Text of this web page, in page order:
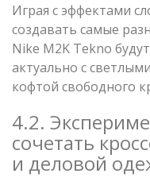
Играя с эффектами
создавать самые
Nike M2K Tekno
актуально с
кофтой свободного
4.2.
сочетать
и деловой